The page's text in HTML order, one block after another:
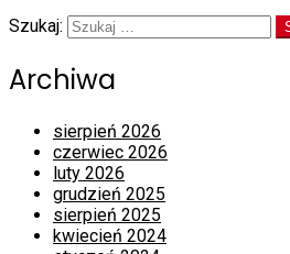
Szukaj:
Archiwa
sierpień 2026
czerwiec 2026
luty 2026
grudzień 2025
sierpień 2025
kwiecień 2024